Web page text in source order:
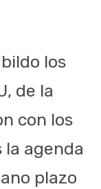
los
de la
con los
agenda
plazo